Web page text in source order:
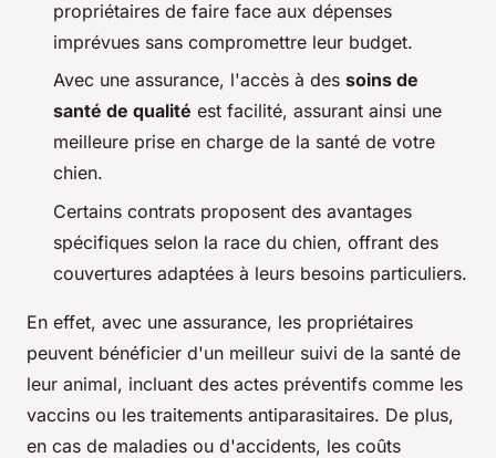
propriétaires de faire face aux dépenses
imprévues sans compromettre leur budget.
Avec une assurance, l'accès à des soins de
santé de qualité est facilité, assurant ainsi une
meilleure prise en charge de la santé de votre
chien.
Certains contrats proposent des avantages
spécifiques selon la race du chien, offrant des
couvertures adaptées à leurs besoins particuliers.
En effet, avec une assurance, les propriétaires
peuvent bénéficier d'un meilleur suivi de la santé de
leur animal, incluant des actes préventifs comme les
vaccins ou les traitements antiparasitaires. De plus,
en cas de maladies ou d'accidents, les coûts